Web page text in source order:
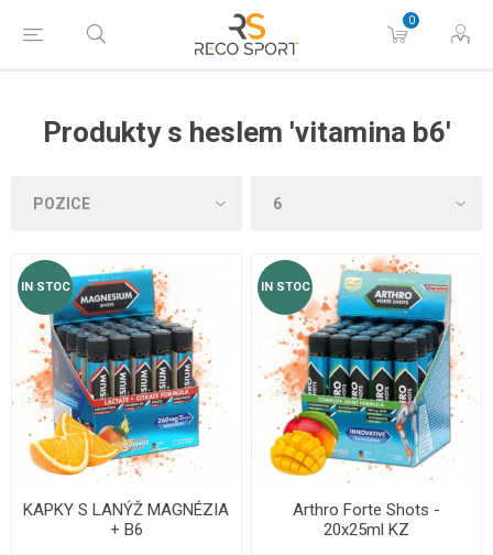
0
Produkty s heslem 'vitamina b6'
IN STOC
KAPKY S LANÝŽ MAGNÉZIA
+ B6
IN STOC
Arthro Forte Shots -
20x25ml KZ